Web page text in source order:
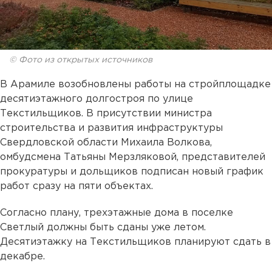
© Фото из открытых источников
В Арамиле возобновлены работы на стройплощадке
десятиэтажного долгостроя по улице
Текстильщиков. В присутствии министра
строительства и развития инфраструктуры
Свердловской области Михаила Волкова,
омбудсмена Татьяны Мерзляковой, представителей
прокуратуры и дольщиков подписан новый график
работ сразу на пяти объектах.
Согласно плану, трехэтажные дома в поселке
Светлый должны быть сданы уже летом.
Десятиэтажку на Текстильщиков планируют сдать в
декабре.